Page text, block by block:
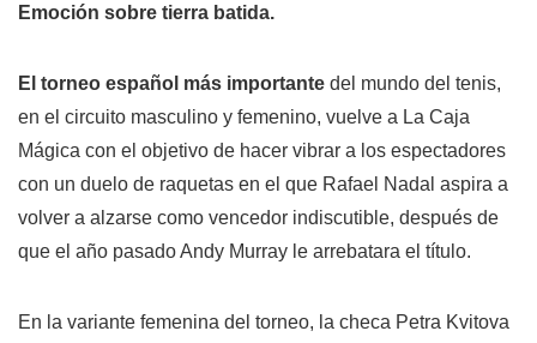
Emoción sobre tierra batida.
El torneo español más importante del mundo del tenis,
en el circuito masculino y femenino, vuelve a La Caja
Mágica con el objetivo de hacer vibrar a los espectadores
con un duelo de raquetas en el que Rafael Nadal aspira a
volver a alzarse como vencedor indiscutible, después de
que el año pasado Andy Murray le arrebatara el título.
En la variante femenina del torneo, la checa Petra Kvitova